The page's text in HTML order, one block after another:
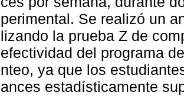
Se realizó un
la prueba Z de
del programa
ya que los
estadísticamente